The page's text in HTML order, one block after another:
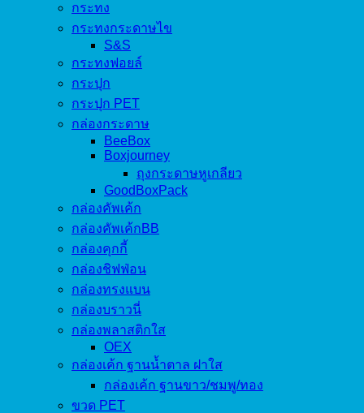
กระทง
กระทงกระดาษไข
S&S
กระทงฟอยล์
กระปุก
กระปุก PET
กล่องกระดาษ
BeeBox
Boxjourney
ถุงกระดาษหูเกลียว
GoodBoxPack
กล่องคัพเค้ก
กล่องคัพเค้กBB
กล่องคุกกี้
กล่องชิฟฟ่อน
กล่องทรงแบน
กล่องบราวนี่
กล่องพลาสติกใส
OEX
กล่องเค้ก ฐานน้ำตาล ฝาใส
กล่องเค้ก ฐานขาว/ชมพู/ทอง
ขวด PET